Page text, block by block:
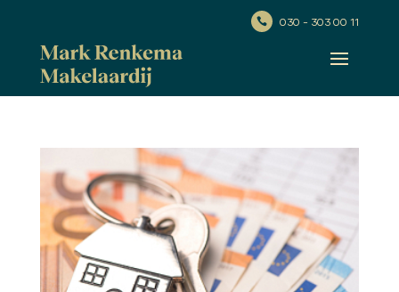
 030 - 303 00 11